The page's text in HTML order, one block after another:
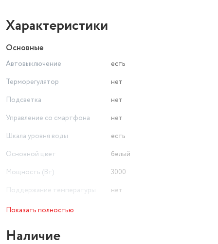
Характеристики
Основные
Автовыключение
есть
Терморегулятор
нет
Подсветка
нет
Управление со смартфона
нет
Шкала уровня воды
есть
Основной цвет
белый
Мощность (Вт)
3000
Поддержание температуры
нет
Особенности крышки
Показать полностью
Наличие